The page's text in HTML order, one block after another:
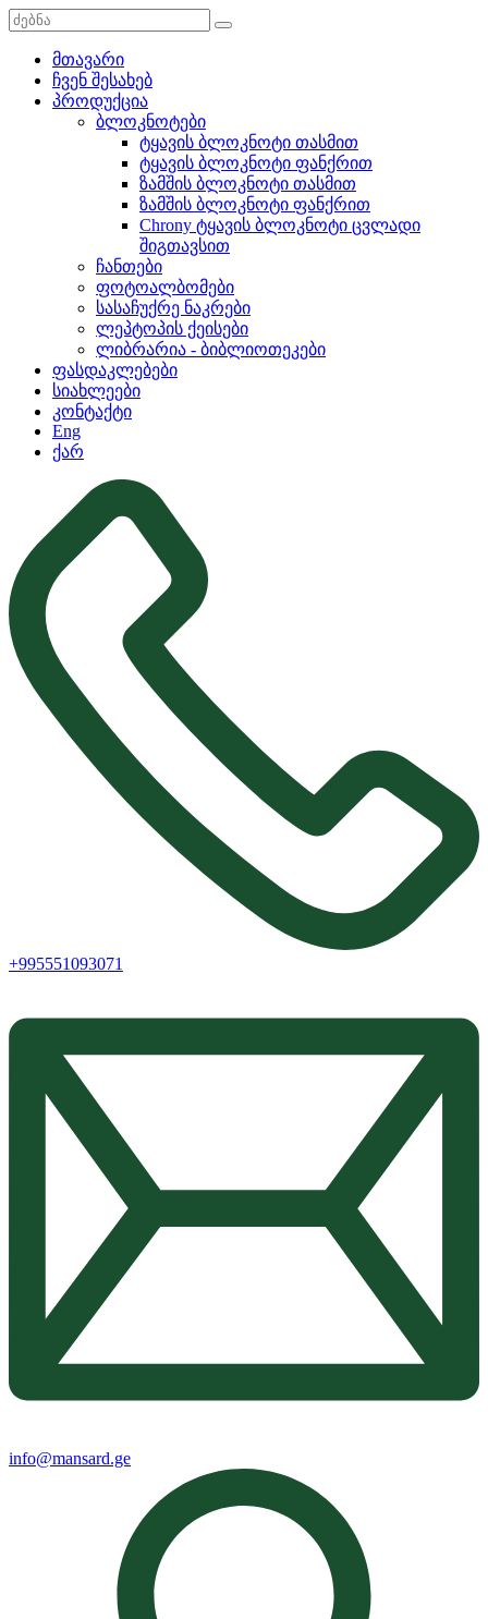
მთავარი
ჩვენ შესახებ
პროდუქცია
ბლოკნოტები
ტყავის ბლოკნოტი თასმით
ტყავის ბლოკნოტი ფანქრით
ზამშის ბლოკნოტი თასმით
ზამშის ბლოკნოტი ფანქრით
Chrony ტყავის ბლოკნოტი ცვლადი
შიგთავსით
ჩანთები
ფოტოალბომები
სასაჩუქრე ნაკრები
ლეპტოპის ქეისები
ლიბრარია - ბიბლიოთეკები
ფასდაკლებები
სიახლეები
კონტაქტი
Eng
ქარ
+995551093071
info@mansard.ge